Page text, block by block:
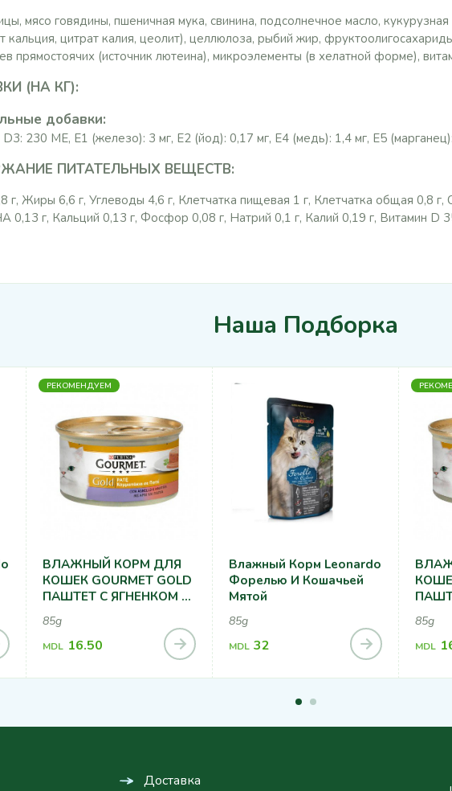
мясо говядины, пшеничная мука, свинина, подсолнечное масло,
кальция, цитрат калия, цеолит), целлюлоза, рыбий жир,
прямостоячих (источник лютеина), микроэлементы (в хелатной форме),
(НА КГ):
добавки:
230 МЕ, Е1 (железо): 3 мг, Е2 (йод): 0,17 мг, Е4 (медь): 1,4 мг, Е5
ПИТАТЕЛЬНЫХ ВЕЩЕСТВ:
г, Жиры 6,6 г, Углеводы 4,6 г, Клетчатка пищевая 1 г, Клетчатка общая 0,8 г,
0,13 г, Кальций 0,13 г, Фосфор 0,08 г, Натрий 0,1 г, Калий 0,19 г, Витамин D
Наша Подборка
РЕКОМЕНДУЕМ
ВЛАЖНЫЙ КОРМ ДЛЯ
КОШЕК GOURMET GOLD
ПАШТЕТ С ЯГНЕНКОМ И
УТКОЙ 85Г
85g
MDL 16.50
Влажный Корм Leonardo
Форелью И Кошачьей
Мятой
85g
MDL 32
85g
MDL
Доставка